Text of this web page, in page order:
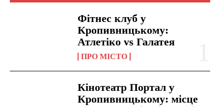
Фітнес клуб у
Кропивницькому:
Атлетіко vs Галатея
ПРО МІСТО
Кінотеатр Портал у
Кропивницькому: місце